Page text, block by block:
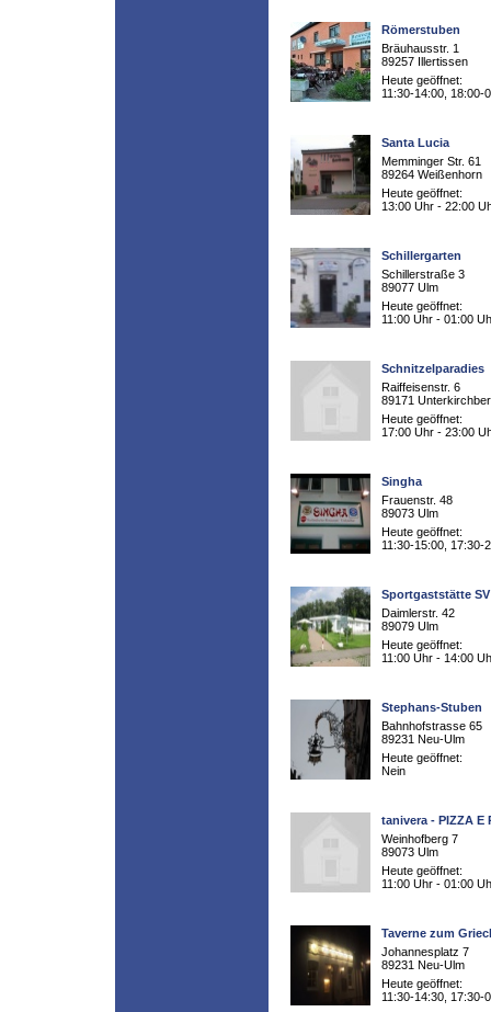
Römerstuben
Bräuhausstr. 1
89257 Illertissen
Heute geöffnet:
11:30-14:00, 18:00-
Santa Lucia
Memminger Str. 61
89264 Weißenhorn
Heute geöffnet:
13:00 Uhr - 22:00
Schillergarten
Schillerstraße 3
89077 Ulm
Heute geöffnet:
11:00 Uhr - 01:00
Schnitzelparadies
Raiffeisenstr. 6
89171
Heute geöffnet:
17:00 Uhr - 23:00
Singha
Frauenstr. 48
89073 Ulm
Heute geöffnet:
11:30-15:00, 17:30-
Sportgaststätte
Daimlerstr. 42
89079 Ulm
Heute geöffnet:
11:00 Uhr - 14:00
Stephans-Stuben
Bahnhofstrasse 65
89231 Neu-Ulm
Heute geöffnet:
Nein
tanivera - PIZZA E
Weinhofberg 7
89073 Ulm
Heute geöffnet:
11:00 Uhr - 01:00
Taverne zum
Johannesplatz 7
89231 Neu-Ulm
Heute geöffnet:
11:30-14:30, 17:30-